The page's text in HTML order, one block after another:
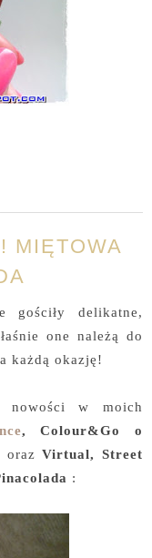
MIĘTOWA
gościły delikatne,
one należą do
każdą okazję!
nowości w moich
, Colour&Go o
orazVirtual, Street
: